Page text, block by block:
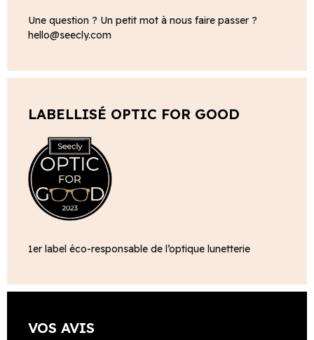
Une question ? Un petit mot à nous faire passer ?
hello@seecly.com
LABELLISÉ OPTIC FOR GOOD
1er label éco-responsable de l’optique lunetterie
VOS AVIS